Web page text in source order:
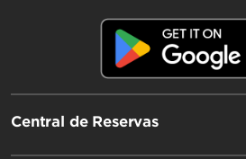
Central de Reservas